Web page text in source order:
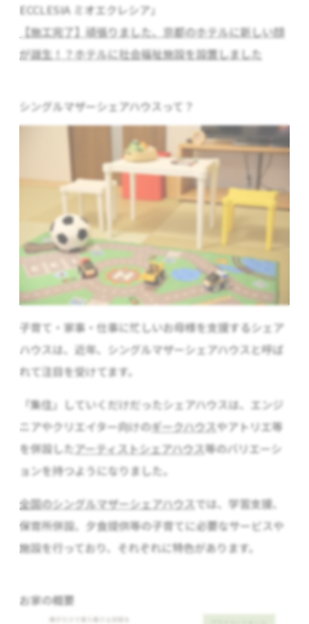
ECCLESIA ミオエクレシア」
【施工完了】頑張りました、京都のホテルに新しい顔
が誕生！？ホテルに社会福祉施設を設置しました
シングルマザーシェアハウスって？
子育て・家事・仕事に忙しいお母様を支援するシェア
ハウスは、近年、シングルマザーシェアハウスと呼ば
れて注目を受けてます。
「集住」していくだけだったシェアハウスは、エンジ
ニアやクリエイター向けのギークハウスやアトリエ等
を併設したアーティストシェアハウス等のバリエーシ
ョンを持つようになりました。
全国のシングルマザーシェアハウスでは、学習支援、
保育所併設、夕食提供等の子育てに必要なサービスや
施設を行っており、それぞれに特色があります。
お家の概要